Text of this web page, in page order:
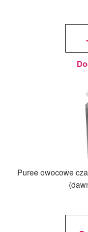
ilość
Puree owocowe
ilość